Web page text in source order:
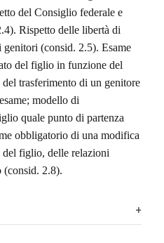
del Consiglio federale e
Rispetto delle libertà di
(consid. 2.5). Esame
del figlio in funzione del
trasferimento di un genitore
modello di
quale punto di partenza
obbligatorio di una modifica
del figlio, delle relazioni
(consid. 2.8).